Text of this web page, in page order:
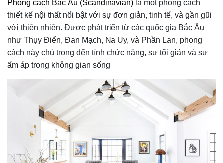
Phong cách Bắc Âu (Scandinavian) là một phong cách
thiết kế nội thất nổi bật với sự đơn giản, tinh tế, và gần gũi
với thiên nhiên. Được phát triển từ các quốc gia Bắc Âu
như Thụy Điển, Đan Mạch, Na Uy, và Phần Lan, phong
cách này chú trọng đến tính chức năng, sự tối giản và sự
ấm áp trong không gian sống.